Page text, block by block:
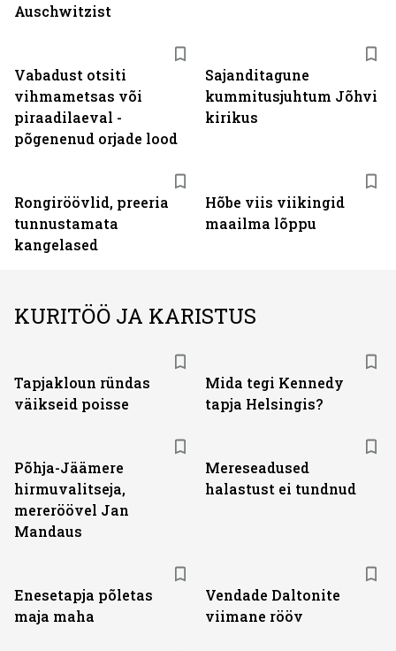
Vabadust otsiti
vihmametsas või
piraadilaeval -
põgenenud orjade lood
Sajanditagune
kummitusjuhtum Jõhvi
kirikus
Rongiröövlid, preeria
tunnustamata
kangelased
Hõbe viis viikingid
maailma lõppu
Auschwitzist
KURITÖÖ JA KARISTUS
Tapjakloun ründas
väikseid poisse
Mida tegi Kennedy
tapja Helsingis?
Põhja-Jäämere
hirmuvalitseja,
mereröövel Jan
Mandaus
Mereseadused
halastust ei tundnud
Enesetapja põletas
maja maha
Vendade Daltonite
viimane rööv